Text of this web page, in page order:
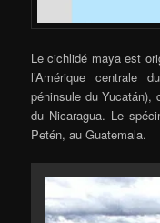
Le cichlidé maya est
l’Amérique centrale
péninsule du Yucatán),
du Nicaragua. Le
Petén, au Guatemala.